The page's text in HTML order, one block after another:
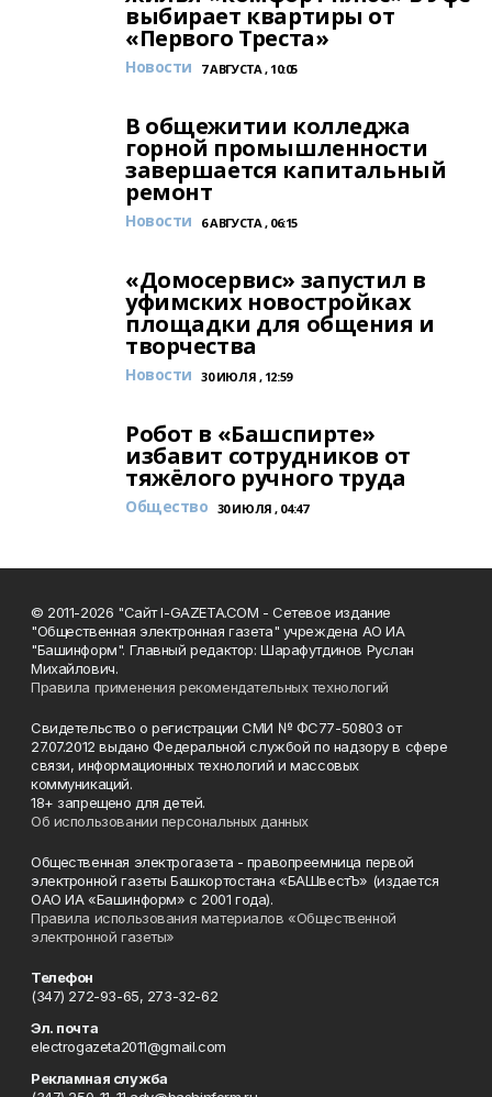
выбирает квартиры от
«Первого Треста»
Новости 7 АВГУСТА , 10:05
В общежитии колледжа
горной промышленности
завершается капитальный
ремонт
Новости 6 АВГУСТА , 06:15
«Домосервис» запустил в
уфимских новостройках
площадки для общения и
творчества
Новости 30 ИЮЛЯ , 12:59
Робот в «Башспирте»
избавит сотрудников от
тяжёлого ручного труда
Общество 30 ИЮЛЯ , 04:47
© 2011-2026 "Сайт I-GAZETA.COM - Сетевое издание
"Общественная электронная газета" учреждена АО ИА
"Башинформ". Главный редактор: Шарафутдинов Руслан
Михайлович.
Правила применения рекомендательных технологий
Свидетельство о регистрации СМИ № ФС77-50803 от
27.07.2012 выдано Федеральной службой по надзору в сфере
связи, информационных технологий и массовых
коммуникаций.
18+ запрещено для детей.
Об использовании персональных данных
Общественная электрогазета - правопреемница первой
электронной газеты Башкортостана «БАШвестЪ» (издается
ОАО ИА «Башинформ» с 2001 года).
Правила использования материалов «Общественной
электронной газеты»
Телефон
(347) 272-93-65, 273-32-62
Эл. почта
electrogazeta2011@gmail.com
Рекламная служба